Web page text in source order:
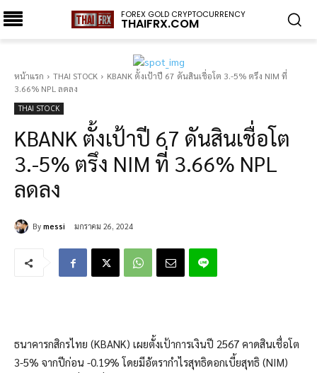
FOREX GOLD CRYPTOCURRENCY
THAIFRX.COM
หน้าแรก THAI STOCK
KBANK ตั้งเป้าปี 67 ดันสินเชื่อโต 3.-5% ตรึง NIM ที่
3.66% NPL ลดลง
THAI STOCK
KBANK ตั้งเป้าปี 67 ดันสินเชื่อโต
3.-5% ตรึง NIM ที่ 3.66% NPL
ลดลง
By messi มกราคม 26, 2024
ธนาคารกสิกรไทย (KBANK) เผยตั้งเป้าการเงินปี 2567 คาดสินเชื่อโต
3-5% จากปีก่อน -0.19% โดยมีอัตรากำไรสุทธิดอกเบี้ยสุทธิ (NIM)